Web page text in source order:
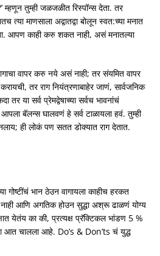
म्हणून तुम्ही जळजळीत रिस्पॉन्स देता. तर
त्या माणसाला अद्वातद्वा बोलून स्वत:च्या मनात
आपण काही करु शकत नाही, असं मनातल्या
वापर करु नये असं नाही; तर संयमित वापर
तर राग नियंत्रणाबाहेर जाणं, सार्वजनिक
तर या सर्व प्रेमद्वेषाच्या सर्वच भावनांचं
बॅलन्स घालवणं हे सर्व टाळायला हवं. तुम्ही
ही लोकं पण सतत डोक्यात राग देतात.
गोष्टींचं भान ठेउन वागायला काहीच हरकत
आणि अगतिक होउन सुद्धा अश्रू ढाळणं योग्य
येतंय का की, प्रत्यक्ष प्रॅक्टिकल भांडण 5 %
आत चालला आहे. Do’s & Don’ts चं युद्ध